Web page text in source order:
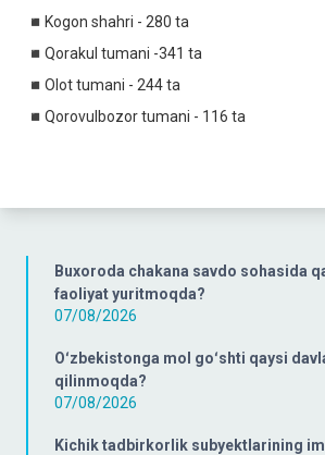
Buxoroda chakana savdo sohasida
faoliyat yuritmoqda?
07/08/2026
Oʻzbekistonga mol goʻshti qaysi
qilinmoqda?
07/08/2026
Kichik tadbirkorlik subyektlarining
◾️Kogon shahri - 280 ta
◾️Qorakul tumani -341 ta
◾️Olot tumani - 244 ta
◾️Qorovulbozor tumani - 116 ta